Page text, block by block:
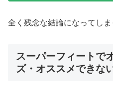
全く残念な結論になってしま
スーパーフィートで
ズ・オススメできな